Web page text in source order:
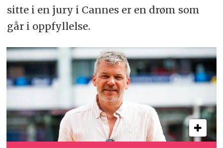
sitte i en jury i Cannes er en drøm som
går i oppfyllelse.